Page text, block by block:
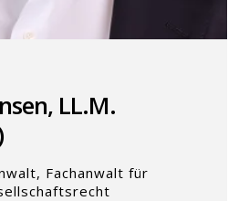
LL.M.
Fachanwalt für